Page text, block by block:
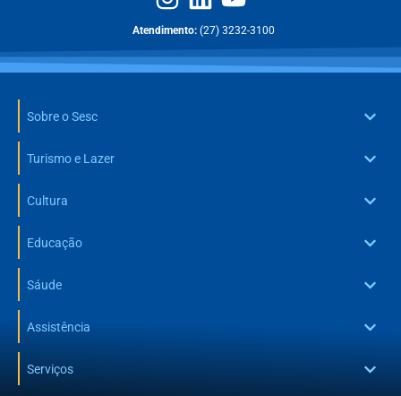
Atendimento: (27) 3232-3100
Sobre o Sesc
Turismo e Lazer
Cultura
Educação
Sáude
Assistência
Serviços